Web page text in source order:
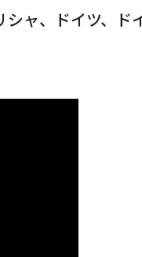
シャ、ドイツ、ド